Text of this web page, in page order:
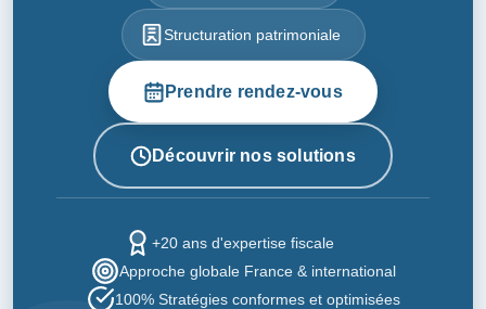
Structuration patrimoniale
Prendre rendez-vous
Découvrir nos solutions
+20 ans d'expertise fiscale
Approche globale France & international
100% Stratégies conformes et optimisées